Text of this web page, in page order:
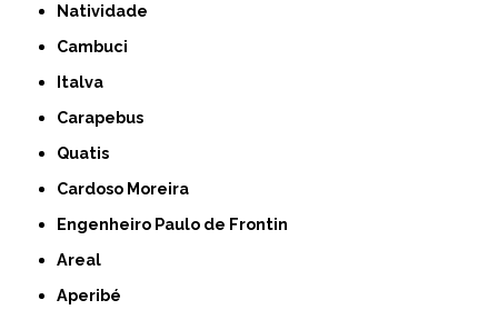
Natividade
Cambuci
Italva
Carapebus
Quatis
Cardoso Moreira
Engenheiro Paulo de Frontin
Areal
Aperibé